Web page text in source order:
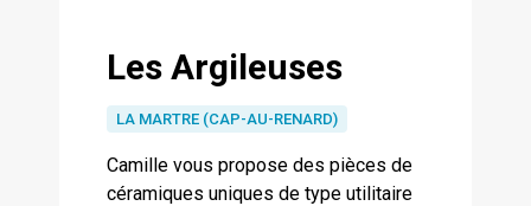
Les Argileuses
LA MARTRE (CAP-AU-RENARD)
Camille vous propose des pièces de
céramiques uniques de type utilitaire